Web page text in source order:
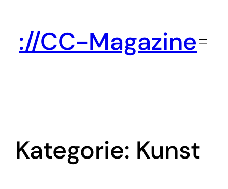
springen
://CC-Magazine
Kategorie: Kunst